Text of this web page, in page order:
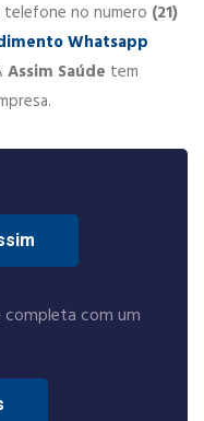
no numero (21)
Whatsapp
Assim Saúde tem
completa com um